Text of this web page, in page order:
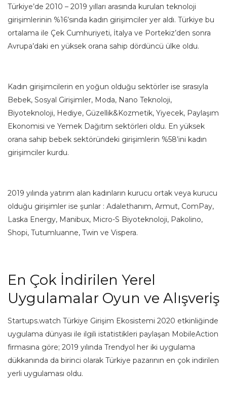
Türkiye’de 2010 – 2019 yılları arasında kurulan teknoloji
girişimlerinin %16’sında kadın girişimciler yer aldı. Türkiye bu
ortalama ile Çek Cumhuriyeti, İtalya ve Portekiz’den sonra
Avrupa’daki en yüksek orana sahip dördüncü ülke oldu.
Kadın girişimcilerin en yoğun olduğu sektörler ise sırasıyla
Bebek, Sosyal Girişimler, Moda, Nano Teknoloji,
Biyoteknoloji, Hediye, Güzellik&Kozmetik, Yiyecek, Paylaşım
Ekonomisi ve Yemek Dağıtım sektörleri oldu. En yüksek
orana sahip bebek sektöründeki girişimlerin %58’ini kadın
girişimciler kurdu.
2019 yılında yatırım alan kadınların kurucu ortak veya kurucu
olduğu girişimler ise şunlar : Adalethanım, Armut, ComPay,
Laska Energy, Manibux, Micro-S Biyoteknoloji, Pakolino,
Shopi, Tutumluanne, Twin ve Vispera.
En Çok İndirilen Yerel
Uygulamalar Oyun ve Alışveriş
Startups.watch Türkiye Girişim Ekosistemi 2020 etkinliğinde
uygulama dünyası ile ilgili istatistikleri paylaşan MobileAction
firmasına göre; 2019 yılında Trendyol her iki uygulama
dükkanında da birinci olarak Türkiye pazarının en çok indirilen
yerli uygulaması oldu.